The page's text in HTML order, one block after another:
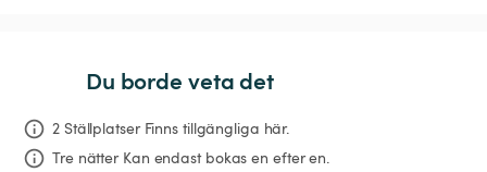
Du borde veta det
2 Ställplatser Finns tillgängliga här.
Tre nätter Kan endast bokas en efter en.